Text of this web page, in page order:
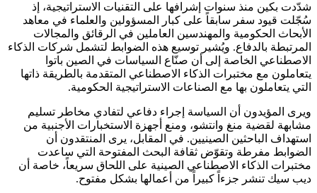
شدّدت بكين منذ سنوات إشرافها على التقنيات الاستراتيجية، إذ
سُجّلت قيود سفر سابقاً على كبار المسؤولين والعلماء في معاهد
الأبحاث الحكومية والمهندسين العاملين في الرقائق والمجالات
المرتبطة بالدفاع. ويُشير توسيع هذه الضوابط لتشمل شركات الذكاء
الاصطناعي الخاصة إلى أن صنّاع السياسات في الصين باتوا
يتعاملون مع مختبرات الذكاء الاصطناعي المتقدمة بالطريقة ذاتها
التي يتعاملون بها مع الصناعات الاستراتيجية الحكومية.
ويرى المؤيدون أن السياسة إجراء دفاعي لتفادي مخاطر تسليم
مشابهة لقضية منغ وانتشو، ومنع أجهزة الاستخبارات الأجنبية من
استهداف الباحثين الصينيين. في المقابل، يرى المنتقدون أن
الضوابط مفرطة وتقوّض ثقافة البحث المفتوحة التي ساعدت
مختبرات الذكاء الاصطناعي الصينية على اللحاق سريعاً، خاصة أن
ديب سيك تنشر جزءاً كبيراً من أعمالها بشكل مفتوح.